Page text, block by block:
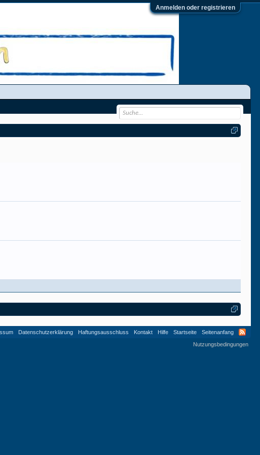
Anmelden oder registrieren
Datenschutzerklärung Haftungsausschluss Kontakt Hilfe Startseite
Seitenanfang
Nutzungsbedingungen